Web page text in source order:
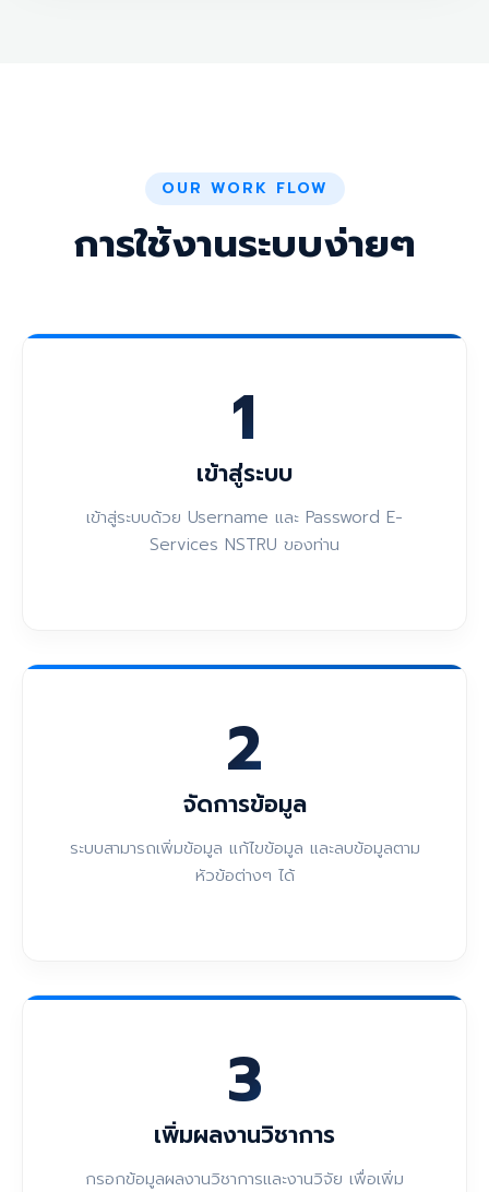
OUR WORK FLOW
การใช้งานระบบง่ายๆ
1
เข้าสู่ระบบ
เข้าสู่ระบบด้วย Username และ Password E-
Services NSTRU ของท่าน
2
จัดการข้อมูล
ระบบสามารถเพิ่มข้อมูล แก้ไขข้อมูล และลบข้อมูลตาม
หัวข้อต่างๆ ได้
3
เพิ่มผลงานวิชาการ
กรอกข้อมูลผลงานวิชาการและงานวิจัย เพื่อเพิ่ม